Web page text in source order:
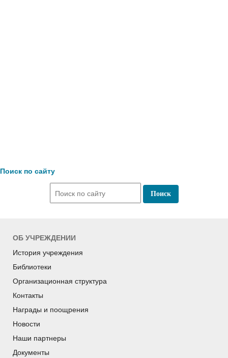
Поиск по сайту
ОБ УЧРЕЖДЕНИИ
История учреждения
Библиотеки
Организационная структура
Контакты
Награды и поощрения
Новости
Наши партнеры
Документы